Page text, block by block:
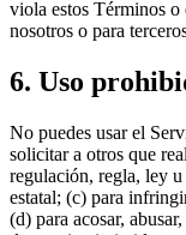
viola estos Términos o
nosotros o para
6. Uso
No puedes usar el
solicitar a otros que
regulación, regla, ley
estatal; (c) para
(d) para acosar,